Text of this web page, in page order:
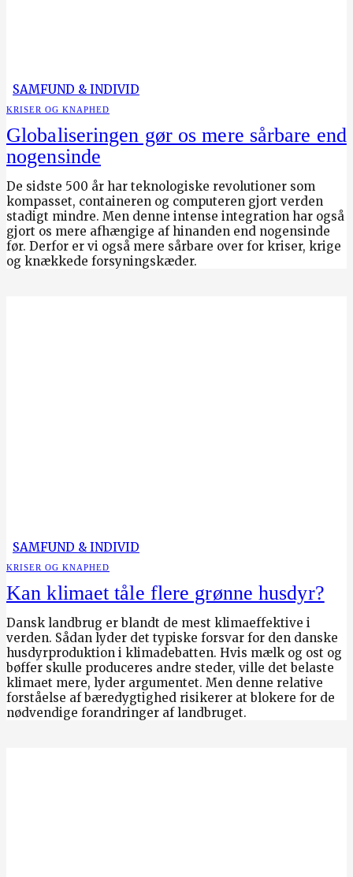
SAMFUND & INDIVID
KRISER OG KNAPHED
Globaliseringen gør os mere sårbare end
nogensinde
De sidste 500 år har teknologiske revolutioner som
kompasset, containeren og computeren gjort verden
stadigt mindre. Men denne intense integration har også
gjort os mere afhængige af hinanden end nogensinde
før. Derfor er vi også mere sårbare over for kriser, krige
og knækkede forsyningskæder.
SAMFUND & INDIVID
KRISER OG KNAPHED
Kan klimaet tåle flere grønne husdyr?
Dansk landbrug er blandt de mest klimaeffektive i
verden. Sådan lyder det typiske forsvar for den danske
husdyrproduktion i klimadebatten. Hvis mælk og ost og
bøffer skulle produceres andre steder, ville det belaste
klimaet mere, lyder argumentet. Men denne relative
forståelse af bæredygtighed risikerer at blokere for de
nødvendige forandringer af landbruget.